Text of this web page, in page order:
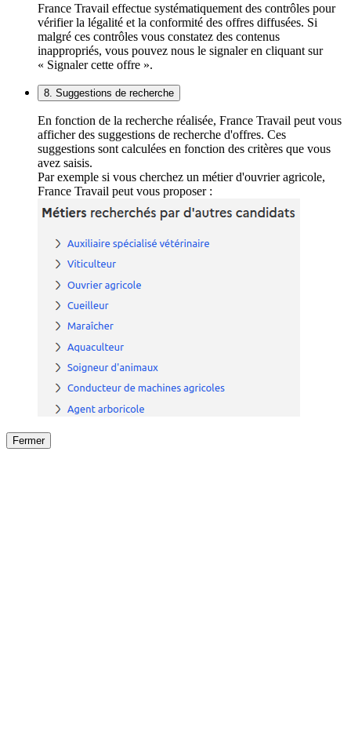
France Travail effectue systématiquement des contrôles pour
vérifier la légalité et la conformité des offres diffusées. Si
malgré ces contrôles vous constatez des contenus
inappropriés, vous pouvez nous le signaler en cliquant sur
« Signaler cette offre ».
8. Suggestions de recherche
En fonction de la recherche réalisée, France Travail peut vous
afficher des suggestions de recherche d'offres. Ces
suggestions sont calculées en fonction des critères que vous
avez saisis.
Par exemple si vous cherchez un métier d'ouvrier agricole,
France Travail peut vous proposer :
Fermer